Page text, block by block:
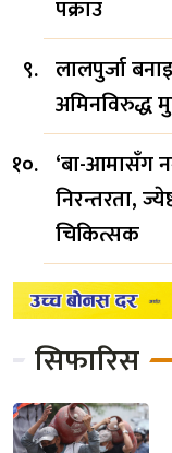
पक्राउ
लालपुर्जा
अमिनविरुद्ध
‘बा-आमासँग
निरन्तरता,
चिकित्सक
सिफारिस